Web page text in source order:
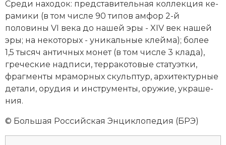
Сре­ди на­хо­док: пред­ста­ви­тель­ная кол­лек­ция ке­
ра­ми­ки (в том числе 90 ти­пов ам­фор 2-й
половины VI века до нашей эры - XIV век нашей
эры; на не­ко­то­рых - уни­каль­ные клей­ма); бо­лее
1,5 тысяч ан­тич­ных мо­нет (в том числе 3 кла­да),
греческие над­пи­си, тер­ра­ко­то­вые ста­ту­эт­ки,
фраг­мен­ты мра­мор­ных скульп­тур, ар­хитектурные
де­та­ли, ору­дия и ин­ст­ру­мен­ты, ору­жие, ук­ра­ше­
ния.
© Большая Российская Энциклопедия (БРЭ)